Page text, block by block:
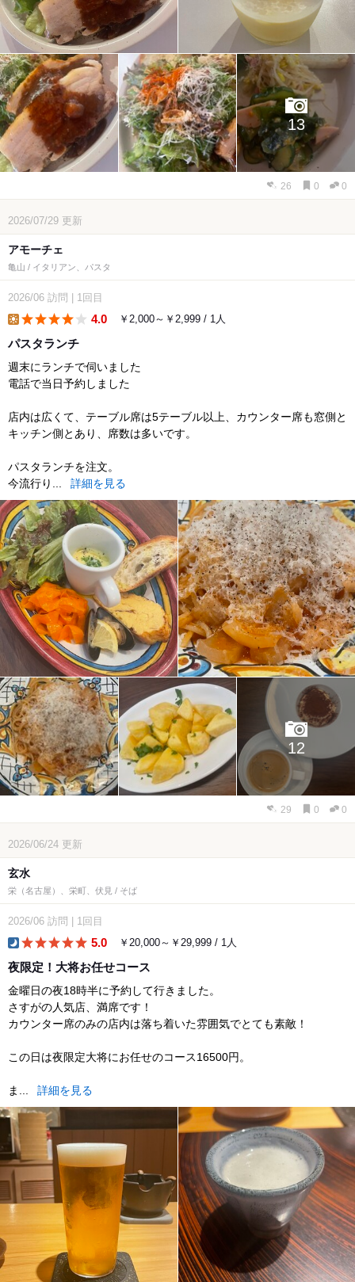
13
26 0 0
2026/07/29 更新
アモーチェ
亀山 / イタリアン、パスタ
2026/06 訪問 1回目
4.0 ￥2,000～￥2,999 / 1人
パスタランチ
週末にランチで伺いました
電話で当日予約しました
店内は広くて、テーブル席は5テーブル以上、カウンター席も窓側と
キッチン側とあり、席数は多いです。
パスタランチを注文。
今流行り...
詳細を見る
12
29 0 0
2026/06/24 更新
玄水
栄（名古屋）、栄町、伏見 / そば
2026/06 訪問 1回目
5.0 ￥20,000～￥29,999 / 1人
夜限定！大将お任せコース
金曜日の夜18時半に予約して行きました。
さすがの人気店、満席です！
カウンター席のみの店内は落ち着いた雰囲気でとても素敵！
この日は夜限定大将にお任せのコース16500円。
ま... 詳細を見る